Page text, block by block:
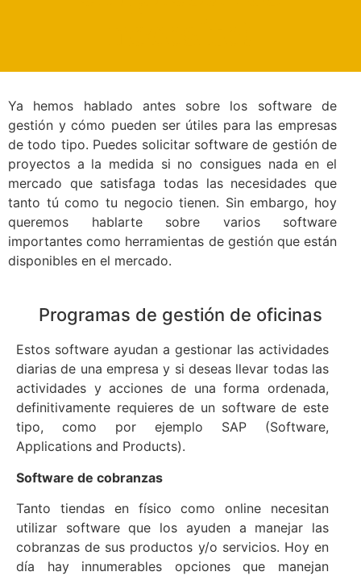
Ya hemos hablado antes sobre los software de
gestión y cómo pueden ser útiles para las empresas
de todo tipo. Puedes solicitar software de gestión de
proyectos a la medida si no consigues nada en el
mercado que satisfaga todas las necesidades que
tanto tú como tu negocio tienen. Sin embargo, hoy
queremos hablarte sobre varios software
importantes como herramientas de gestión que están
disponibles en el mercado.
Programas de gestión de oficinas
Estos software ayudan a gestionar las actividades
diarias de una empresa y si deseas llevar todas las
actividades y acciones de una forma ordenada,
definitivamente requieres de un software de este
tipo, como por ejemplo SAP (Software,
Applications and Products).
Software de cobranzas
Tanto tiendas en físico como online necesitan
utilizar software que los ayuden a manejar las
cobranzas de sus productos y/o servicios. Hoy en
día hay innumerables opciones que manejan